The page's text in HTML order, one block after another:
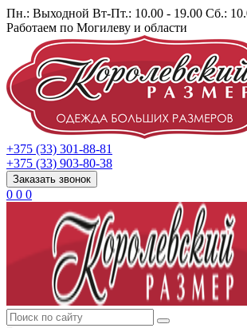
Пн.: Выходной Вт-Пт.: 10.00 - 19.00 Сб.:
Работаем по Могилеву и области
+375 (33) 301-88-81
+375 (33) 903-80-38
Заказать звонок
0 0 0